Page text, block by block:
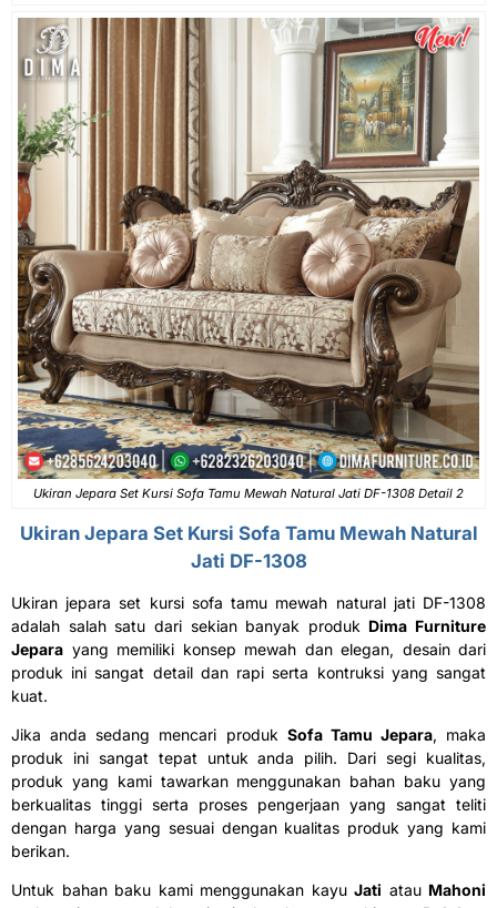
Ukiran Jepara Set Kursi Sofa Tamu Mewah Natural Jati DF-1308 Detail 2
Ukiran Jepara Set Kursi Sofa Tamu MewahNatural
Jati DF-1308
Ukiran jepara set kursi sofa tamu mewah natural jati DF-1308
adalah salah satu dari sekian banyak produk Dima Furniture
Jepara yang memiliki konsep mewah dan elegan, desain dari
produk ini sangat detail dan rapi serta kontruksi yang sangat
kuat.
Jika anda sedang mencari produk Sofa Tamu Jepara, maka
produk ini sangat tepat untuk anda pilih. Dari segi kualitas,
produk yang kami tawarkan menggunakan bahan baku yang
berkualitas tinggi serta proses pengerjaan yang sangat teliti
dengan harga yang sesuai dengan kualitas produk yang kami
berikan.
Untuk bahan baku kami menggunakan kayu Jati atau Mahoni